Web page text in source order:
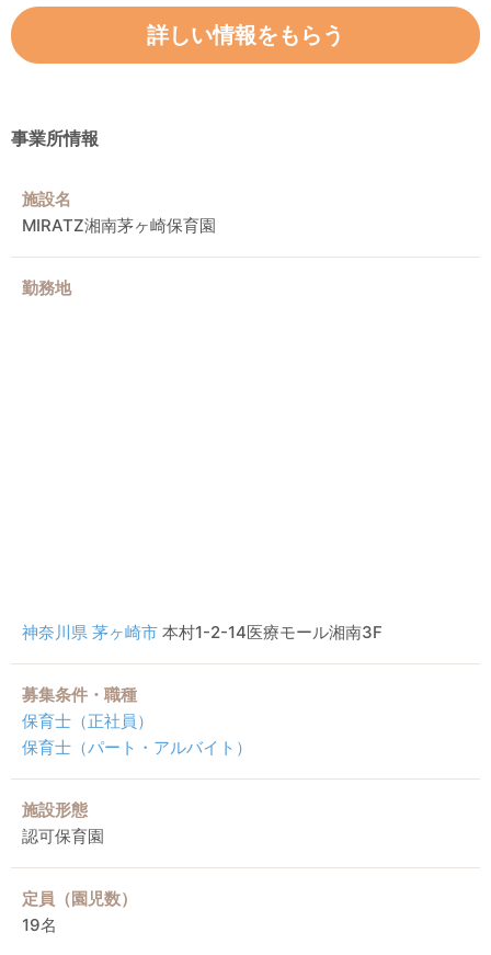
詳しい情報をもらう
事業所情報
施設名
MIRATZ湘南茅ヶ崎保育園
勤務地
神奈川県 茅ヶ崎市 本村1-2-14医療モール湘南3F
募集条件・職種
保育士（正社員）
保育士（パート・アルバイト）
施設形態
認可保育園
定員（園児数）
19名